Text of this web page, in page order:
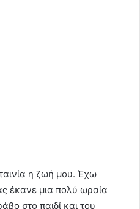
η ζωή μου. Έχω
έκανε μια πολύ ωραία
στο παιδί και του